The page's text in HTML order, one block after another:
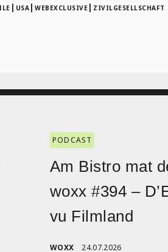
| USA | WEBEXCLUSIVE | ZIVILGESELLSCHAFT
PODCAST
Am Bistro mat
woxx #394 –
vu Filmland
WOXX 24.07.2026